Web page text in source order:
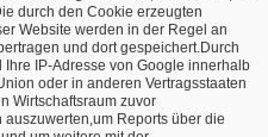
durch den Cookie erzeugten
Website werden in der Regel an
und dort gespeichert.Durch
IP-Adresse von Google innerhalb
oder in anderen Vertragsstaaten
Wirtschaftsraum zuvor
Reports über die